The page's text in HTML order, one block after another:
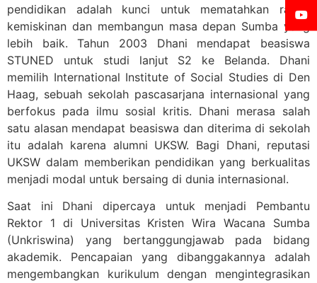
pendidikan adalah kunci untuk mematahkan rantai
kemiskinan dan membangun masa depan Sumba yang
lebih baik. Tahun 2003 Dhani mendapat beasiswa
STUNED untuk studi lanjut S2 ke Belanda. Dhani
memilih International Institute of Social Studies di Den
Haag, sebuah sekolah pascasarjana internasional yang
berfokus pada ilmu sosial kritis. Dhani merasa salah
satu alasan mendapat beasiswa dan diterima di sekolah
itu adalah karena alumni UKSW. Bagi Dhani, reputasi
UKSW dalam memberikan pendidikan yang berkualitas
menjadi modal untuk bersaing di dunia internasional.
Saat ini Dhani dipercaya untuk menjadi Pembantu
Rektor 1 di Universitas Kristen Wira Wacana Sumba
(Unkriswina) yang bertanggungjawab pada bidang
akademik. Pencapaian yang dibanggakannya adalah
mengembangkan kurikulum dengan mengintegrasikan